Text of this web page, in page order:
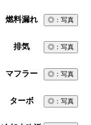
燃料漏れ ◎ ：写真
排気 ◎ ：写真
マフラー ◎ ：写真
ターボ ◎ ：写真